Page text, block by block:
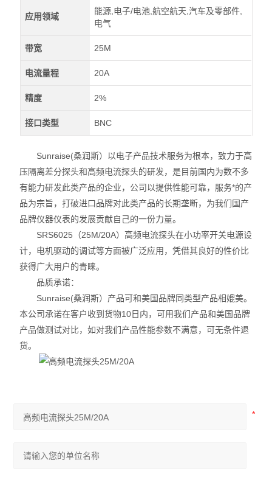
应用领域
能源,电子/电池,航空航天,汽车及零部件,
电气
带宽 25M
电流量程 20A
精度 2%
接口类型 BNC
Sunraise(桑润斯）以电子产品技术服务为根本，致力于高
压隔离差分探头和高频电流探头的研发，是目前国内为数不多
有能力研发此类产品的企业，公司以提供性能可靠，服务*的产
品为宗旨，打破进口品牌对此类产品的长期垄断，为我们国产
品牌仪器仪表的发展贡献自己的一份力量。
SRS6025（25M/20A）高频电流探头在小功率开关电源设
计，电机驱动的调试等方面被广泛应用，凭借其良好的性价比
获得广大用户的青睐。
品质承诺：
Sunraise(桑润斯）产品可和美国品牌同类型产品相媲美。
本公司承诺在客户收到货物10日内，可用我们产品和美国品牌
产品做测试对比，如对我们产品性能参数不满意，可无条件退
货。